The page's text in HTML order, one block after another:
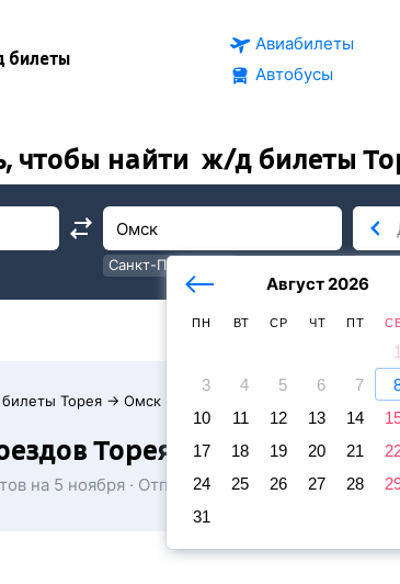
билеты
Авиабилеты
Автобусы
чтобы найти ж/д билеты
Санкт-Петербург
Август 2026
ПН ВТ СР ЧТ ПТ
1
3
4 5 6 7
10
11 12 13 14
17
18 19 20 21
24
25 26 27 28
31
Торея → Омск
Торея — Омск
на 5 ноября · Отправление и прибытие по